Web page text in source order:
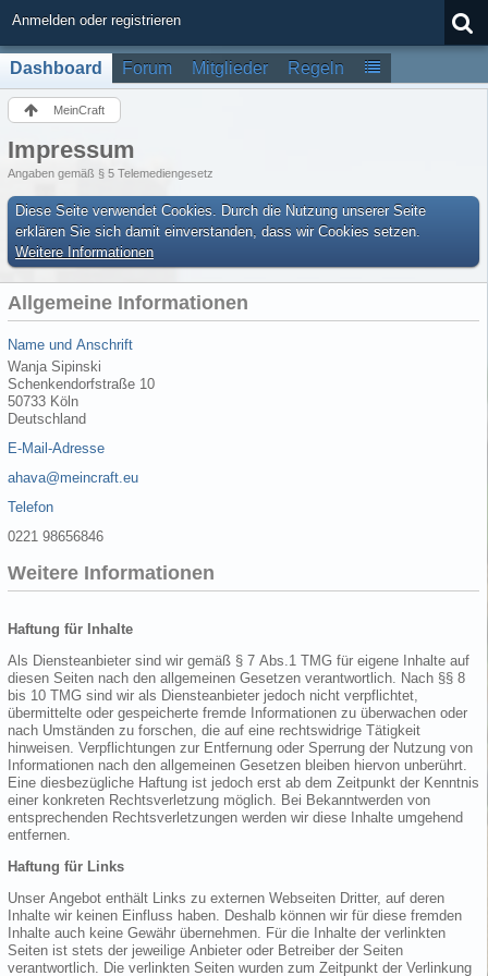
Anmelden oder registrieren
Dashboard Forum Mitglieder Regeln
MeinCraft
Impressum
Angaben gemäß § 5 Telemediengesetz
Diese Seite verwendet Cookies. Durch die Nutzung unserer Seite
erklären Sie sich damit einverstanden, dass wir Cookies setzen.
Weitere Informationen
Allgemeine Informationen
Name und Anschrift
Wanja Sipinski
Schenkendorfstraße 10
50733 Köln
Deutschland
E-Mail-Adresse
ahava@meincraft.eu
Telefon
0221 98656846
Weitere Informationen
Haftung für Inhalte
Als Diensteanbieter sind wir gemäß § 7 Abs.1 TMG für eigene Inhalte auf
diesen Seiten nach den allgemeinen Gesetzen verantwortlich. Nach §§ 8
bis 10 TMG sind wir als Diensteanbieter jedoch nicht verpflichtet,
übermittelte oder gespeicherte fremde Informationen zu überwachen oder
nach Umständen zu forschen, die auf eine rechtswidrige Tätigkeit
hinweisen. Verpflichtungen zur Entfernung oder Sperrung der Nutzung von
Informationen nach den allgemeinen Gesetzen bleiben hiervon unberührt.
Eine diesbezügliche Haftung ist jedoch erst ab dem Zeitpunkt der Kenntnis
einer konkreten Rechtsverletzung möglich. Bei Bekanntwerden von
entsprechenden Rechtsverletzungen werden wir diese Inhalte umgehend
entfernen.
Haftung für Links
Unser Angebot enthält Links zu externen Webseiten Dritter, auf deren
Inhalte wir keinen Einfluss haben. Deshalb können wir für diese fremden
Inhalte auch keine Gewähr übernehmen. Für die Inhalte der verlinkten
Seiten ist stets der jeweilige Anbieter oder Betreiber der Seiten
verantwortlich. Die verlinkten Seiten wurden zum Zeitpunkt der Verlinkung